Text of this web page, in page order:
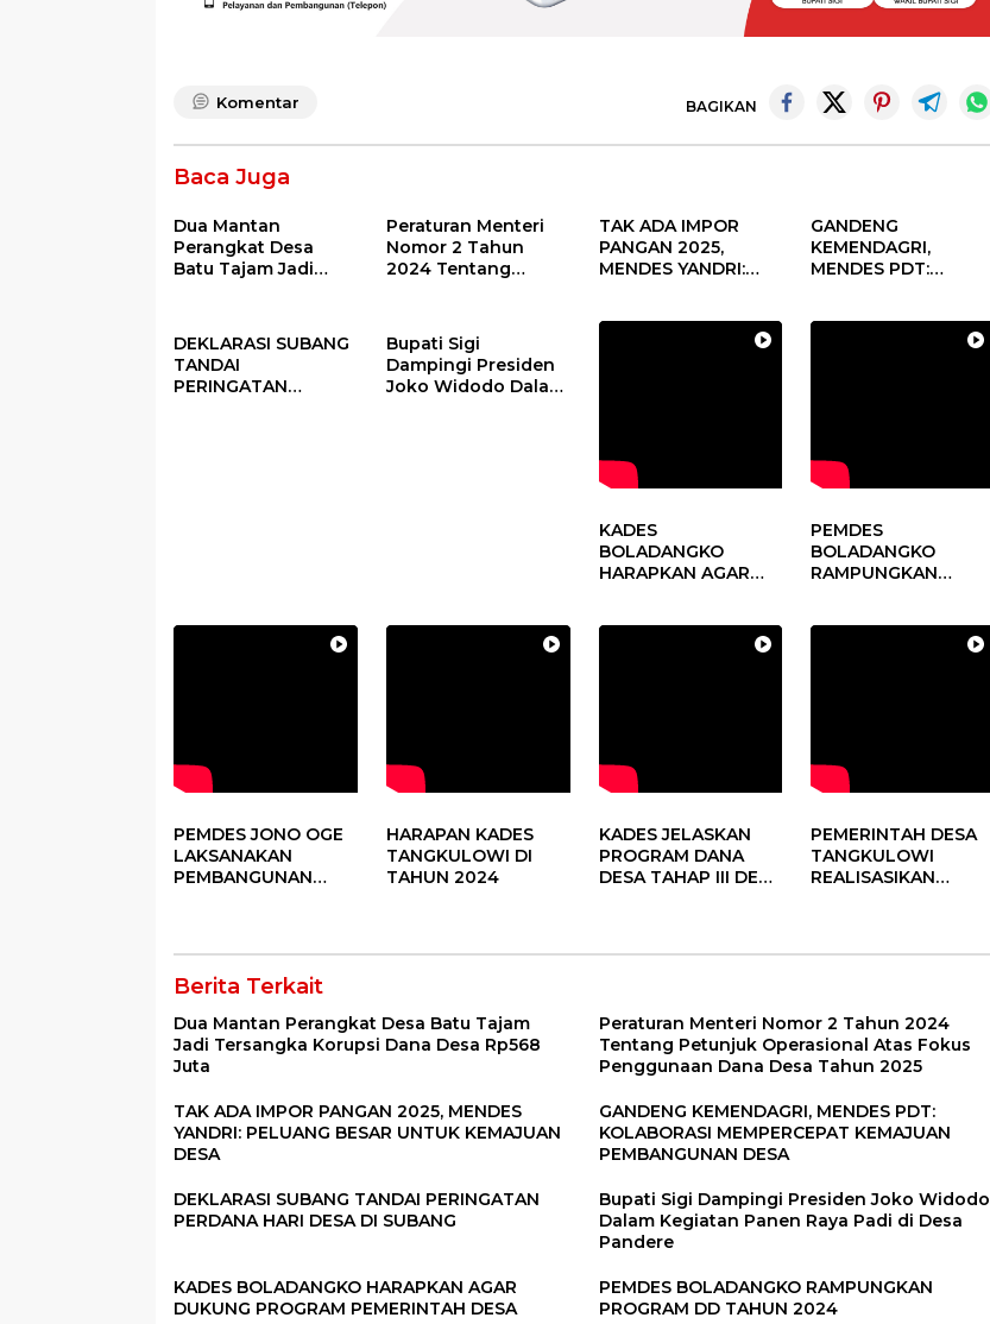
Komentar BAGIKAN
Baca Juga
Dua Mantan
Perangkat Desa
Batu Tajam Jadi
Juta
Peraturan Menteri
Nomor 2 Tahun
2024 Tentang
Fokus Penggunaan
Dana Desa Tahun
2025
TAK ADA IMPOR
PANGAN 2025,
MENDES YANDRI:
GANDENG
KEMENDAGRI,
MENDES PDT:
DEKLARASI SUBANG
TANDAI
PERINGATAN
Bupati Sigi
Dampingi Presiden
Joko Widodo Dalam
KADES
BOLADANGKO
HARAPKAN AGAR
PEMDES
BOLADANGKO
RAMPUNGKAN
PEMDES JONO OGE
LAKSANAKAN
PEMBANGUNAN
HARAPAN KADES
TANGKULOWI DI
TAHUN 2024
KADES JELASKAN
PROGRAM DANA
DESA TAHAP III DESA
PEMERINTAH DESA
TANGKULOWI
REALISASIKAN
Berita Terkait
Dua Mantan Perangkat Desa Batu Tajam
Jadi Tersangka Korupsi Dana Desa Rp568
Juta
Peraturan Menteri Nomor 2 Tahun 2024
Tentang Petunjuk Operasional Atas Fokus
Penggunaan Dana Desa Tahun 2025
TAK ADA IMPOR PANGAN 2025, MENDES
YANDRI: PELUANG BESAR UNTUK KEMAJUAN
DESA
GANDENG KEMENDAGRI, MENDES PDT:
KOLABORASI MEMPERCEPAT KEMAJUAN
PEMBANGUNAN DESA
DEKLARASI SUBANG TANDAI PERINGATAN
PERDANA HARI DESA DI SUBANG
Bupati Sigi Dampingi Presiden Joko Widodo
Dalam Kegiatan Panen Raya Padi di Desa
Pandere
KADES BOLADANGKO HARAPKAN AGAR
DUKUNG PROGRAM PEMERINTAH DESA
PEMDES BOLADANGKO RAMPUNGKAN
PROGRAM DD TAHUN 2024